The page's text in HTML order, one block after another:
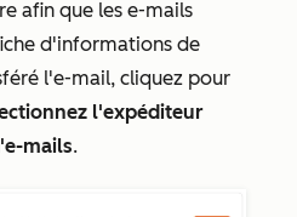
afin que les e-mails
d'informations de
l'e-mail, cliquez pour
l'expéditeur
mails.